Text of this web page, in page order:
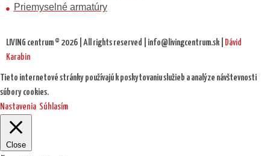
Priemyselné armatúry
LIVING centrum © 2026 | All rights reserved | info@livingcentrum.sk |
Dávid
Karabin
Tieto internetové stránky používajú k poskytovaniu služieb a analýze návštevnosti
súbory cookies.
Nastavenia Súhlasím
Close